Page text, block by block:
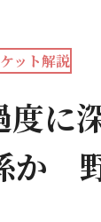
ット解説
度に
か